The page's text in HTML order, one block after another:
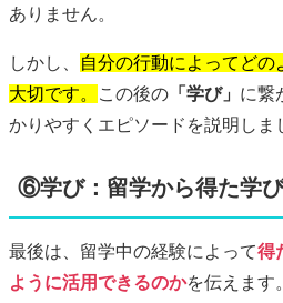
ありません。
しかし、
自分の行動によってど
大切です。
この後の 「学び」 に繋
かりやすくエピソードを説明しま
⑥学び：留学から得た学
最後は、留学中の経験によって得
ように活用できるのかを伝えます